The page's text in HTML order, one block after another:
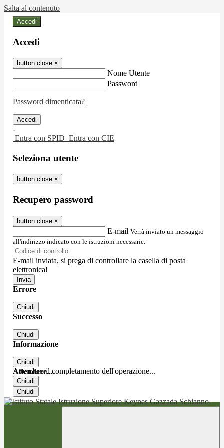
Salta al contenuto
Accedi
Accedi
button close ×
Nome Utente
Password
Password dimenticata?
-
Entra con SPID Entra con CIE
Seleziona utente
button close ×
Recupero password
button close ×
E-mail Verrà inviato un messaggio
all'indirizzo indicato con le istruzioni necessarie.
E-mail inviata, si prega di controllare la casella di posta
elettronica!
Errore
Chiudi
Successo
Chiudi
Informazione
Chiudi
Attendere...
Attendere il completamento dell'operazione...
Chiudi
Chiudi